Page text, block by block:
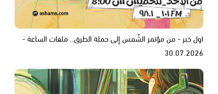
اول خبر - من مؤتمر الشّمس إلى حملة الطرق.. ملفات الساعة -
30.07.2026